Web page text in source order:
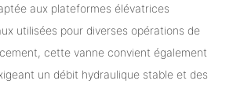
aux plateformes élévatrices
utilisées pour diverses opérations de
cette vanne convient également
un débit hydraulique stable et des